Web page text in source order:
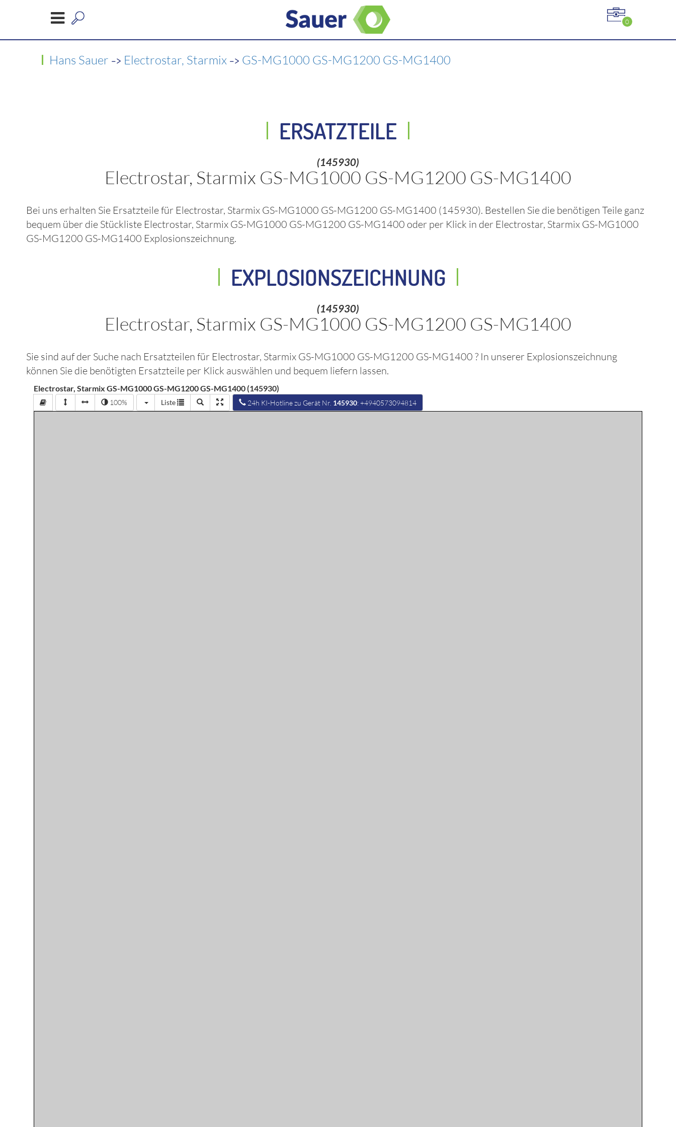
0
Hans Sauer -> Electrostar, Starmix -> GS-MG1000 GS-MG1200 GS-MG1400
ERSATZTEILE
(145930)
Electrostar, Starmix GS-MG1000 GS-MG1200 GS-MG1400
Bei uns erhalten Sie Ersatzteile für Electrostar, Starmix GS-MG1000 GS-MG1200 GS-MG1400 (145930). Bestellen Sie die benötigen Teile ganz
bequem über die Stückliste Electrostar, Starmix GS-MG1000 GS-MG1200 GS-MG1400 oder per Klick in der Electrostar, Starmix GS-MG1000
GS-MG1200 GS-MG1400 Explosionszeichnung.
EXPLOSIONSZEICHNUNG
(145930)
Electrostar, Starmix GS-MG1000 GS-MG1200 GS-MG1400
Sie sind auf der Suche nach Ersatzteilen für Electrostar, Starmix GS-MG1000 GS-MG1200 GS-MG1400? In unserer Explosionszeichnung
können Sie die benötigten Ersatzteile per Klick auswählen und bequem liefern lassen.
Electrostar, Starmix GS-MG1000 GS-MG1200 GS-MG1400 (145930)
100% Liste 24h KI-Hotline zu Gerät Nr. 145930: +4940573094814